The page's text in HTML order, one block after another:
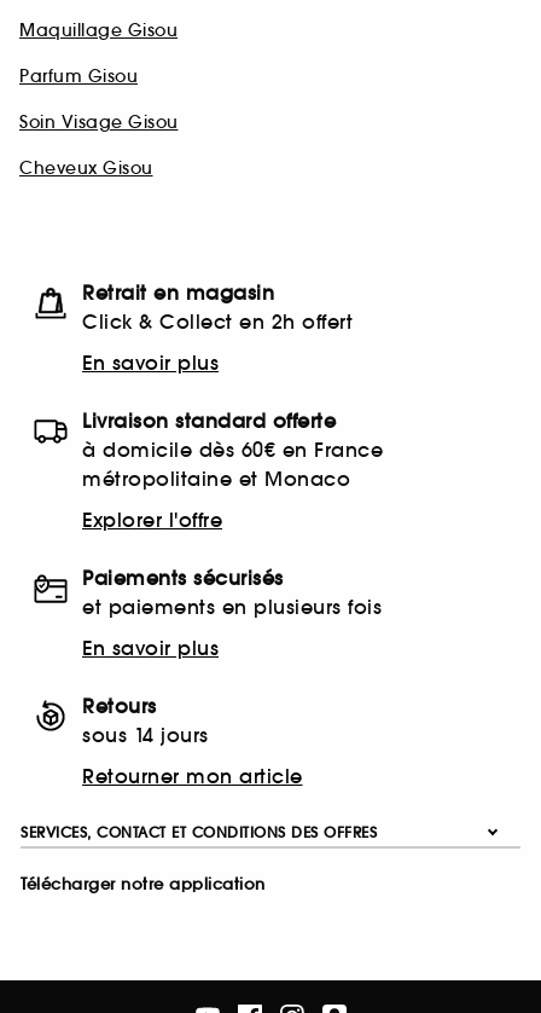
Maquillage Gisou
Parfum Gisou
Soin Visage Gisou
Cheveux Gisou
Retrait en magasin
Click & Collect en 2h offert
En savoir plus
Livraison standard offerte
à domicile dès 60€ en France
métropolitaine et Monaco
Explorer l'offre
Paiements sécurisés
et paiements en plusieurs fois
En savoir plus
Retours
sous 14 jours
Retourner mon article
SERVICES, CONTACT ET CONDITIONS DES OFFRES
Télécharger notre application